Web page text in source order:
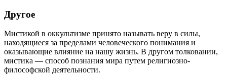
Другое
Мистикой в оккультизме принято называть веру в силы,
находящиеся за пределами человеческого понимания и
оказывающие влияние на нашу жизнь. В другом толковании,
мистика — способ познания мира путем религиозно-
философской деятельности.